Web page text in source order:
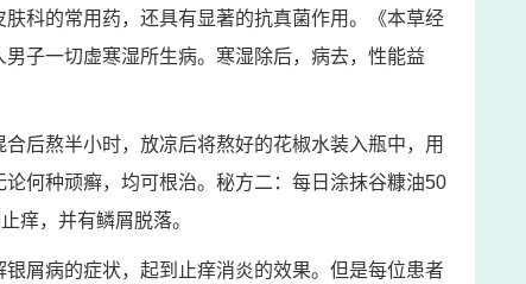
科的常用药，还具有显著的抗真菌作用。《本草经
子一切虚寒湿所生病。寒湿除后，病去，性能益
后熬半小时，放凉后将熬好的花椒水装入瓶中，用
何种顽癣，均可根治。秘方二：每日涂抹谷糠油50
痒，并有鳞屑脱落。
屑病的症状，起到止痒消炎的效果。但是每位患者